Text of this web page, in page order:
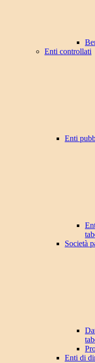
Enti controllati
Enti
Società
Enti di